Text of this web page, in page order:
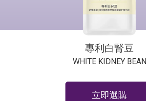
專利白腎豆
WHITE KIDNEY BEAN
立即選購